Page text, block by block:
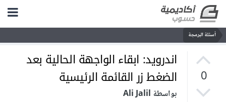
أسئلة البرمجة
0
اندرويد: ابقاء الواجهة الحالية بعد
الضغط زر القائمة الرئيسية
بواسطة Ali Jalil